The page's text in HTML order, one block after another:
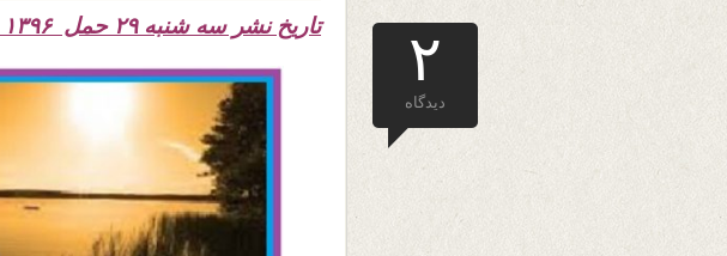
۲
دیدگاه
تاریخ نشر سه شنبه ۲۹ حمل ۱۳۹۶ – ۱۸ اپریل ۲۰۱۷ – هالند